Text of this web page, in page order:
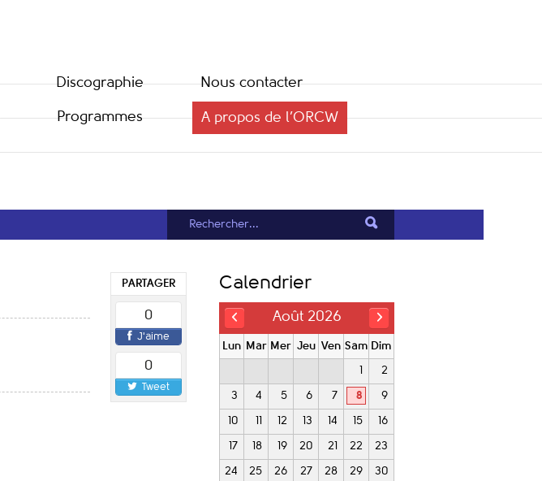
Discographie
Programmes
Nous contacter
A propos de l’ORCW
PARTAGER
0
J'aime
0
Tweet
Calendrier
Août 2026
Lun Mar Mer Jeu Ven Sam Dim
1 2
3 4 5 6 7 8 9
10 11 12 13 14 15 16
17 18 19 20 21 22 23
24 25 26 27 28 29 30